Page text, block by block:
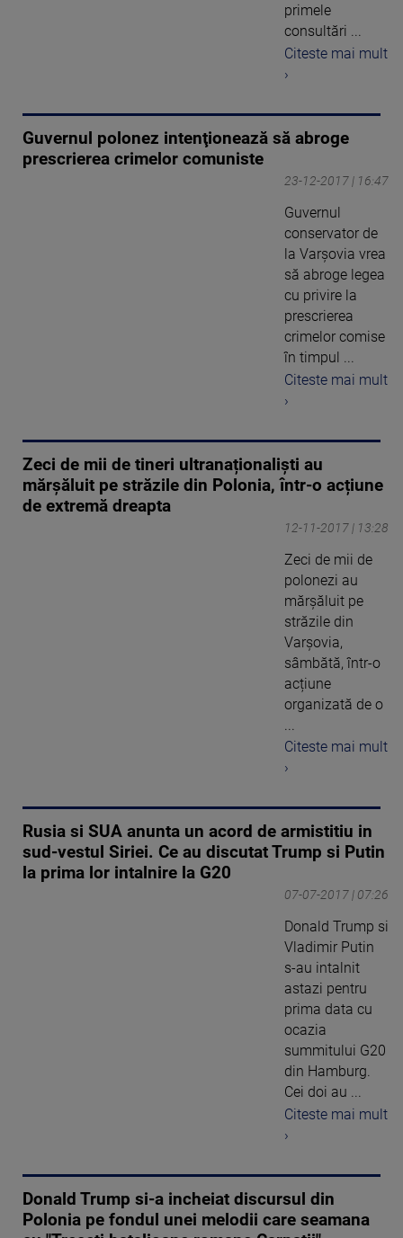
primele
consultări ...
Citeste mai mult
›
Guvernul polonez intenţionează să abroge
prescrierea crimelor comuniste
23-12-2017 | 16:47
Guvernul
conservator de
la Varşovia vrea
să abroge legea
cu privire la
prescrierea
crimelor comise
în timpul ...
Citeste mai mult
›
Zeci de mii de tineri ultranaționaliști au
mărșăluit pe străzile din Polonia, într-o acțiune
de extremă dreapta
12-11-2017 | 13:28
Zeci de mii de
polonezi au
mărșăluit pe
străzile din
Varșovia,
sâmbătă, într-o
acțiune
organizată de o
Citeste mai mult
›
Rusia si SUA anunta un acord de armistitiu in
sud-vestul Siriei. Ce au discutat Trump si Putin
la prima lor intalnire la G20
07-07-2017 | 07:26
Donald Trump si
Vladimir Putin
s-au intalnit
astazi pentru
prima data cu
ocazia
summitului G20
din Hamburg.
Cei doi au ...
Citeste mai mult
›
Donald Trump si-a incheiat discursul din
Polonia pe fondul unei melodii care seamana